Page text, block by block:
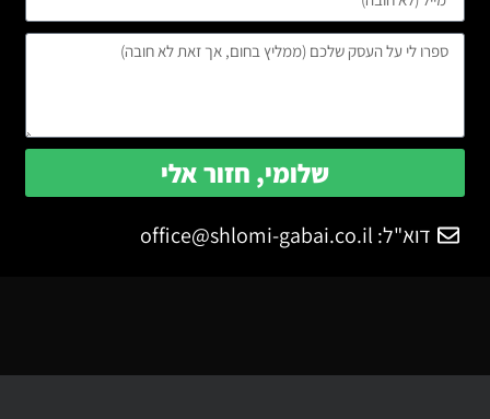
שלומי, חזור אלי
דוא"ל: office@shlomi-gabai.co.il